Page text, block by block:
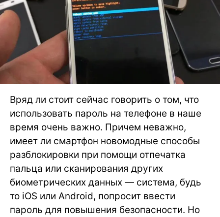
Вряд ли стоит сейчас говорить о том, что
использовать пароль на телефоне в наше
время очень важно. Причем неважно,
имеет ли смартфон новомодные способы
разблокировки при помощи отпечатка
пальца или сканирования других
биометрических данных — система, будь
то iOS или Android, попросит ввести
пароль для повышения безопасности. Но